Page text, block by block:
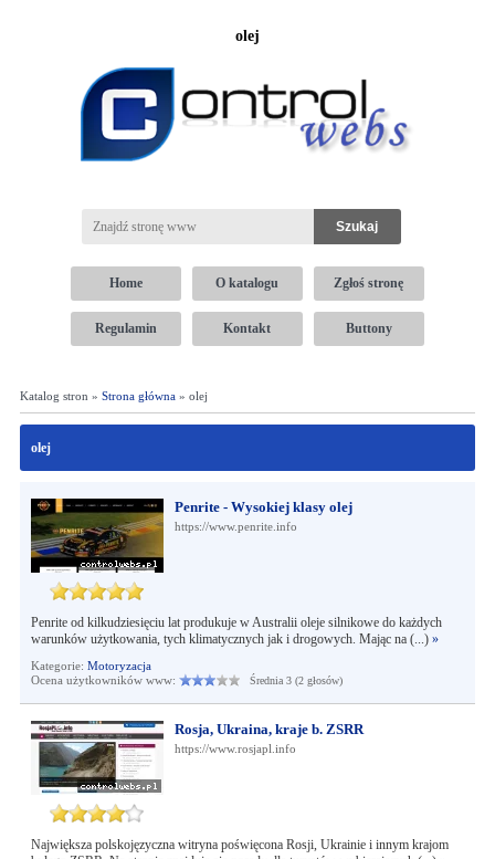
olej
Home O katalogu Zgłoś stronę
Regulamin Kontakt Buttony
Katalog stron » Strona główna» olej
olej
Penrite - Wysokiej klasy olej
https://www.penrite.info
Penrite od kilkudziesięciu lat produkuje w Australii oleje silnikowe do każdych
warunków użytkowania, tych klimatycznych jak i drogowych. Mając na (...) »
Kategorie: Motoryzacja
Ocena użytkowników www:
Średnia 3 (2 głosów)
Rosja, Ukraina, kraje b. ZSRR
https://www.rosjapl.info
Największa polskojęzyczna witryna poświęcona Rosji, Ukrainie i innym krajom